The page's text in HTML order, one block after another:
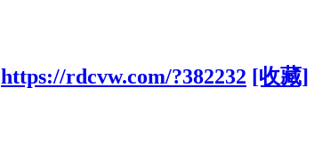
https://rdcvw.com/?382232 [收藏]